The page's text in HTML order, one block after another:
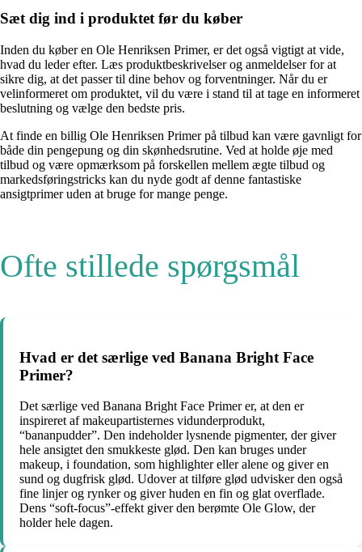
Sæt dig ind i produktet før du køber
Inden du køber en Ole Henriksen Primer, er det også vigtigt at vide,
hvad du leder efter. Læs produktbeskrivelser og anmeldelser for at
sikre dig, at det passer til dine behov og forventninger. Når du er
velinformeret om produktet, vil du være i stand til at tage en informeret
beslutning og vælge den bedste pris.
At finde en billig Ole Henriksen Primer på tilbud kan være gavnligt for
både din pengepung og din skønhedsrutine. Ved at holde øje med
tilbud og være opmærksom på forskellen mellem ægte tilbud og
markedsføringstricks kan du nyde godt af denne fantastiske
ansigtprimer uden at bruge for mange penge.
Ofte stillede spørgsmål
Hvad er det særlige ved Banana Bright Face
Primer?
Det særlige ved Banana Bright Face Primer er, at den er
inspireret af makeupartisternes vidunderprodukt,
“bananpudder”. Den indeholder lysnende pigmenter, der giver
hele ansigtet den smukkeste glød. Den kan bruges under
makeup, i foundation, som highlighter eller alene og giver en
sund og dugfrisk glød. Udover at tilføre glød udvisker den også
fine linjer og rynker og giver huden en fin og glat overflade.
Dens “soft-focus”-effekt giver den berømte Ole Glow, der
holder hele dagen.